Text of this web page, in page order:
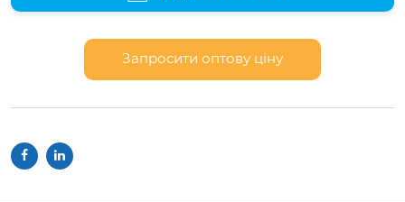
Запросити оптову ціну